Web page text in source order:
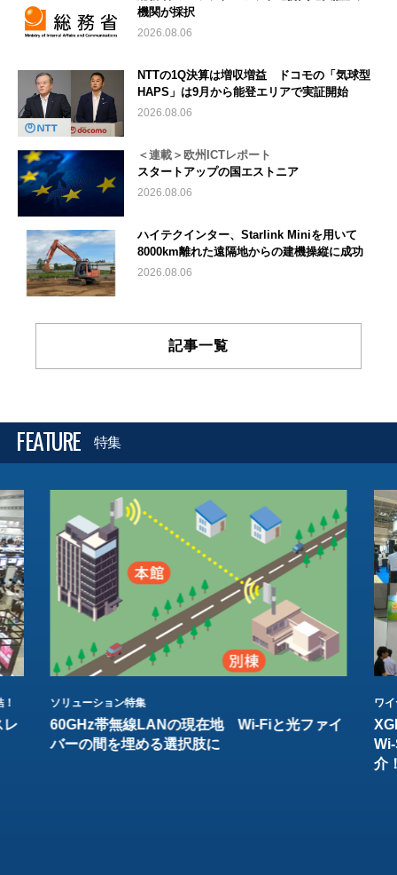
機関が採択
2026.08.06
NTTの1Q決算は増収増益 ドコモの「気球型
HAPS」は9月から能登エリアで実証開始
2026.08.06
＜連載＞欧州ICTレポート
スタートアップの国エストニア
2026.08.06
ハイテクインター、Starlink Miniを用いて
8000km離れた遠隔地からの建機操縦に成功
2026.08.06
記事一覧
FEATURE 特集
レ
ソリューション特集
60GHz帯無線LANの現在地 Wi-Fiと光ファイ
バーの間を埋める選択肢に
ワ
介